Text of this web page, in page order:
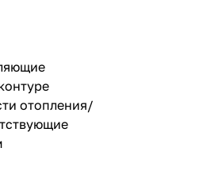
отопления/